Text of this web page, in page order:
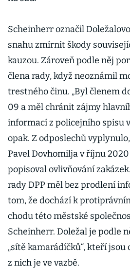
Scheinherr označil
snahu zmírnit škody
kauzou. Zároveň podle něj
člena rady, když neoznámil
trestného činu. „Byl členem
09 a měl chránit zájmy
informací z policejního spisu
opak. Z odposlechů
Pavel Dovhomilja v říjnu
popisoval ovlivňování
rady DPP měl bez prodlení
tom, že dochází k
chodu této městské
Scheinherr. Doležal je podle
„sítě kamarádíčků“, kteří jsou
z nich je ve vazbě.